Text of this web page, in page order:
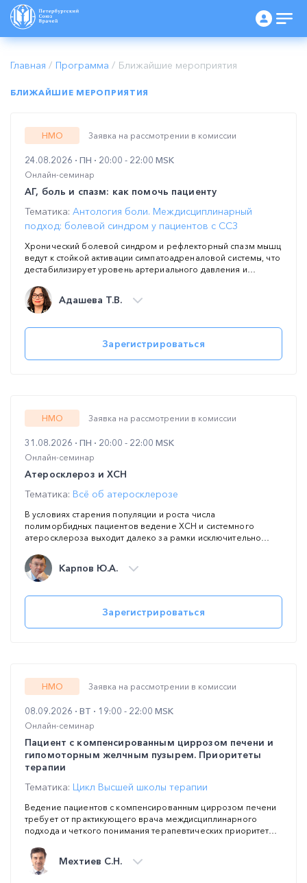
Главная / Программа / Ближайшие мероприятия
БЛИЖАЙШИЕ МЕРОПРИЯТИЯ
НМО Заявка на рассмотрении в комиссии
24.08.2026 ПН 20:00 - 22:00 MSK
Онлайн-семинар
АГ, боль и спазм: как помочь пациенту
Тематика: Антология боли. Междисциплинарный
подход: болевой синдром у пациентов с ССЗ
Хронический болевой синдром и рефлекторный спазм мышц
ведут к стойкой активации симпатоадреналовой системы, что
дестабилизирует уровень артериального давления и
антигипертензивной терапии. В ходе междисциплинарного
семинара ведущие эксперты разберут патогенетические
взаимосвязи в триаде «давление – боль – спазм» и
представят современные алгоритмы безопасного ведения
Адашева Т.В.
Зарегистрироваться
НМО Заявка на рассмотрении в комиссии
31.08.2026 ПН 20:00 - 22:00 MSK
Онлайн-семинар
Атеросклероз и ХСН
Тематика: Всё об атеросклерозе
В условиях старения популяции и роста числа
полиморбидных пациентов ведение ХСН и системного
атеросклероза выходит далеко за рамки исключительно
кровообращения, ишемическими исходами и
специфической фармакотерапией ежедневно сталкиваются
врачи первичного звена, специалисты экстренной медицины
и хирургического профиля. В рамках семинара будут
разобраны актуальные клинические рекомендации по
диагностике и лечению ХСН, а также стратегии агрессивной
гиполипидемической терапии при атеросклерозе. Особое
Карпов Ю.А.
Зарегистрироваться
НМО Заявка на рассмотрении в комиссии
08.09.2026 ВТ 19:00 - 22:00 MSK
Онлайн-семинар
Пациент с компенсированным циррозом печени и
гипомоторным желчным пузырем. Приоритеты
терапии
Тематика: Цикл Высшей школы терапии
Ведение пациентов с компенсированным циррозом печени
требует от практикующего врача междисциплинарного
подхода и четкого понимания терапевтических приоритетов.
своевременно распознавать и корректировать синдромы,
напрямую влияющие на прогноз и качество жизни пациента:
печеночную энцефалопатию (ПЭЦ) и билиарную дисфункцию.
Мехтиев С.Н.